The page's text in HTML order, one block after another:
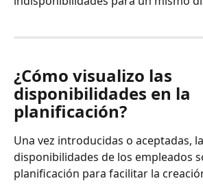
¿Cómo visualizo las
disponibilidades en la
planificación?
Una vez introducidas o aceptadas,
disponibilidades de los empleados
planificación para facilitar la